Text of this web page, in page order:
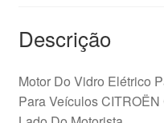
Descrição
Motor Do Vidro Elétrico
Para Veículos